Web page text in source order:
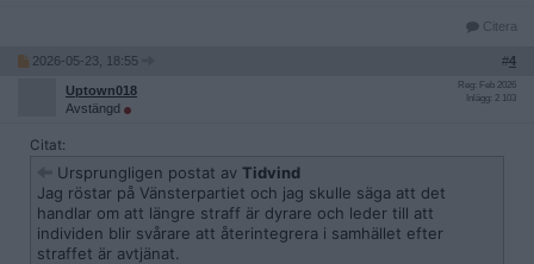
Citera
2026-05-23, 18:55 #4
Uptown018
Avstängd
Reg: Feb 2026
Inlägg: 2 103
Citat:
Ursprungligen postat av Tidvind
Jag röstar på Vänsterpartiet och jag skulle säga att det
handlar om att längre straff är dyrare och leder till att
individen blir svårare att återintegrera i samhället efter
straffet är avtjänat.